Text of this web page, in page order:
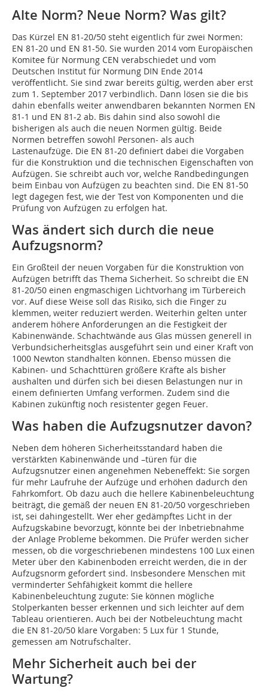
Alte Norm? Neue Norm? Was gilt?
Das Kürzel EN 81-20/50 steht eigentlich für zwei Normen:
EN 81-20 und EN 81-50. Sie wurden 2014 vom Europäischen
Komitee für Normung CEN verabschiedet und vom
Deutschen Institut für Normung DIN Ende 2014
veröffentlicht. Sie sind zwar bereits gültig, werden aber erst
zum 1. September 2017 verbindlich. Dann lösen sie die bis
dahin ebenfalls weiter anwendbaren bekannten Normen EN
81-1 und EN 81-2 ab. Bis dahin sind also sowohl die
bisherigen als auch die neuen Normen gültig. Beide
Normen betreffen sowohl Personen- als auch
Lastenaufzüge. Die EN 81-20 definiert dabei die Vorgaben
für die Konstruktion und die technischen Eigenschaften von
Aufzügen. Sie schreibt auch vor, welche Randbedingungen
beim Einbau von Aufzügen zu beachten sind. Die EN 81-50
legt dagegen fest, wie der Test von Komponenten und die
Prüfung von Aufzügen zu erfolgen hat.
Was ändert sich durch die neue
Aufzugsnorm?
Ein Großteil der neuen Vorgaben für die Konstruktion von
Aufzügen betrifft das Thema Sicherheit. So schreibt die EN
81-20/50 einen engmaschigen Lichtvorhang im Türbereich
vor. Auf diese Weise soll das Risiko, sich die Finger zu
klemmen, weiter reduziert werden. Weiterhin gelten unter
anderem höhere Anforderungen an die Festigkeit der
Kabinenwände. Schachtwände aus Glas müssen generell in
Verbundsicherheitsglas ausgeführt sein und einer Kraft von
1000 Newton standhalten können. Ebenso müssen die
Kabinen- und Schachttüren größere Kräfte als bisher
aushalten und dürfen sich bei diesen Belastungen nur in
einem definierten Umfang verformen. Zudem sind die
Kabinen zukünftig noch resistenter gegen Feuer.
Was haben die Aufzugsnutzer davon?
Neben dem höheren Sicherheitsstandard haben die
verstärkten Kabinenwände und –türen für die
Aufzugsnutzer einen angenehmen Nebeneffekt: Sie sorgen
für mehr Laufruhe der Aufzüge und erhöhen dadurch den
Fahrkomfort. Ob dazu auch die hellere Kabinenbeleuchtung
beiträgt, die gemäß der neuen EN 81-20/50 vorgeschrieben
ist, sei dahingestellt. Wer eher gedämpftes Licht in der
Aufzugskabine bevorzugt, könnte bei der Inbetriebnahme
der Anlage Probleme bekommen. Die Prüfer werden sicher
messen, ob die vorgeschriebenen mindestens 100 Lux einen
Meter über den Kabinenboden erreicht werden, die in der
Aufzugsnorm gefordert sind. Insbesondere Menschen mit
verminderter Sehfähigkeit kommt die hellere
Kabinenbeleuchtung zugute: Sie können mögliche
Stolperkanten besser erkennen und sich leichter auf dem
Tableau orientieren. Auch bei der Notbeleuchtung macht
die EN 81-20/50 klare Vorgaben: 5 Lux für 1 Stunde,
gemessen am Notrufschalter.
Mehr Sicherheit auch bei der
Wartung?